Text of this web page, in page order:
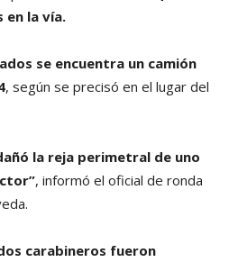
en la vía.
se encuentra un camión
, según se precisó en el lugar del
la reja perimetral de uno
, informó el oficial de ronda
carabineros fueron